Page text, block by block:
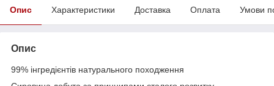
Опис Характеристики Доставка Оплата Умови
Опис
99% інгредієнтів натурального походження